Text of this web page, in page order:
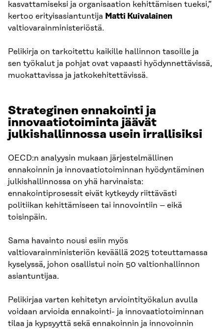
kasvattamiseksi ja organisaation kehittämisen tueksi,”
kertoo erityisasiantuntija Matti Kuivalainen
valtiovarainministeriöstä.
Pelikirja on tarkoitettu kaikille hallinnon tasoille ja
sen työkalut ja pohjat ovat vapaasti hyödynnettävissä,
muokattavissa ja jatkokehitettävissä.
Strateginen ennakointi ja
innovaatiotoiminta jäävät
julkishallinnossa usein irrallisiksi
OECD:n analyysin mukaan järjestelmällinen
ennakoinnin ja innovaatiotoiminnan hyödyntäminen
julkishallinnossa on yhä harvinaista:
ennakointiprosessit eivät kytkeydy riittävästi
politiikan kehittämiseen tai innovointiin – eikä
toisinpäin.
Sama havainto nousi esiin myös
valtiovarainministeriön keväällä 2025 toteuttamassa
kyselyssä, johon osallistui noin 50 valtionhallinnon
asiantuntijaa.
Pelikirjaa varten kehitetyn arviointityökalun avulla
voidaan arvioida ennakointi- ja innovaatiotoiminnan
tilaa ja kypsyyttä sekä ennakoinnin ja innovoinnin